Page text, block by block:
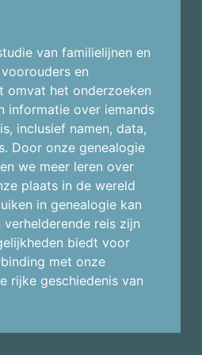
van familielijnen en
en
omvat het onderzoeken
informatie over iemands
inclusief namen, data,
Door onze genealogie
we meer leren over
plaats in de wereld
in genealogie kan
verhelderende reis zijn
biedt voor
met onze
rijke geschiedenis van